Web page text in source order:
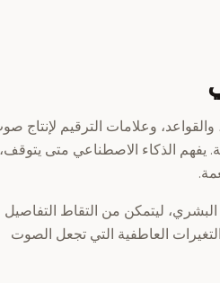
وعلامات الترقيم لإنتاج
يفهم الذكاء الاصطناعي متى يتوقف،
ليتمكن من التقاط التفاصيل
العاطفية التي تجعل الصوت